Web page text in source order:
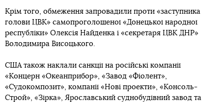
Крім того, обмеження запровадили проти «заступника
голови ЦВК» самопроголошеної «Донецької народної
республіки» Олексія Найденка і «секретаря ЦВК ДНР»
Володимира Висоцького.
США також наклали санкції на російські компанії
«Концерн «Океанприбор», «Завод «Фіолент»,
«Судокомпозит», компанії «Нові проекти», «Консоль-
Строй», «Зірка», Ярославський суднобудівний завод та